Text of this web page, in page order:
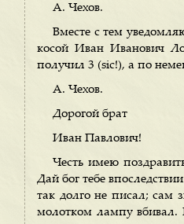
А. Чехов.
Вместе с тем
косой Иван Иванович
получил 3 (sic!), a по
А. Чехов.
Дорогой брат
Иван Павлович!
Честь имею
Дай бог тебе
так долго не писал; сам
молотком лампу вбивал.